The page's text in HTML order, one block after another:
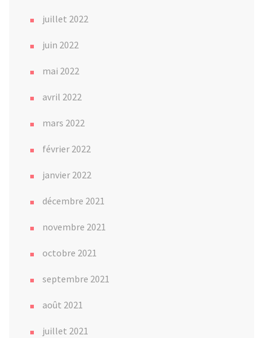
juillet 2022
juin 2022
mai 2022
avril 2022
mars 2022
février 2022
janvier 2022
décembre 2021
novembre 2021
octobre 2021
septembre 2021
août 2021
juillet 2021